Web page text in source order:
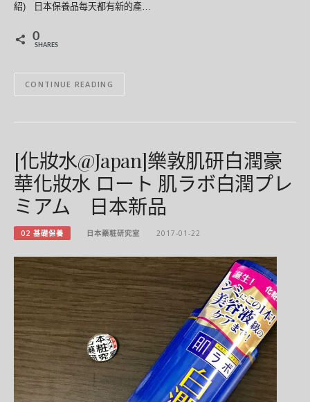
紹) 日本保養品每天都有新的產…
0
SHARES
CONTINUE READING
[化妝水@Japan]樂敦肌研白潤豪
華化妝水 ロート 肌ラボ白潤プレ
ミアム 日本新品
02 基礎保養 日本藥粧研究室 2017-01-22